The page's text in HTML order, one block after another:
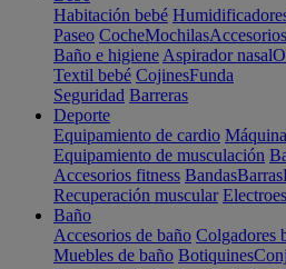
Habitación bebé
Paseo CocheMochilasAccesorios
Baño e higiene Aspirador nasal
Textil bebé CojinesFunda
Seguridad Barreras
Deporte
Equipamiento de cardio
Equipamiento de musculación
Accesorios fitness BandasBarras
Recuperación muscular
Baño
Accesorios de baño Colgadores
Muebles de baño Botiquines